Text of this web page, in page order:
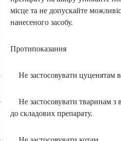
місце та не допускайте
нанесеного засобу.
Протипоказання
Не застосовувати цуценятам
Не застосовувати тваринам з
до складових препарату.